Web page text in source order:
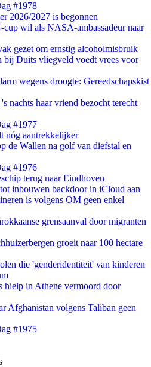
#1978
2026/2027 is begonnen
wil als NASA-ambassadeur naar
gezet om ernstig alcoholmisbruik
bij Duits vliegveld voedt vrees voor
wegens droogte: Gereedschapskist
nachts haar vriend bezocht terecht
#1977
nóg aantrekkelijker
de Wallen na golf van diefstal en
#1976
terug naar Eindhoven
inbouwen backdoor in iCloud aan
is volgens OM geen enkel
grensaanval door migranten
groeit naar 100 hectare
die 'genderidentiteit' van kinderen
hielp in Athene vermoord door
Afghanistan volgens Taliban geen
#1975